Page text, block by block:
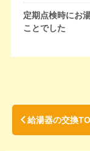
定期点検時にお
ことでした
給湯器の交換